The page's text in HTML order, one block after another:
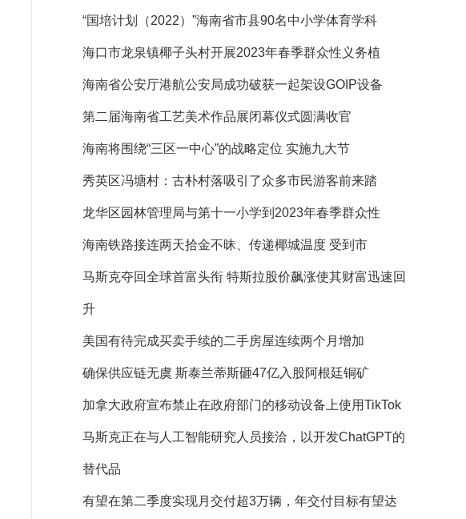
“国培计划（2022）”海南省市县90名中小学体育学科
海口市龙泉镇椰子头村开展2023年春季群众性义务植
海南省公安厅港航公安局成功破获一起架设GOIP设备
第二届海南省工艺美术作品展闭幕仪式圆满收官
海南将围绕“三区一中心”的战略定位 实施九大节
秀英区冯塘村：古朴村落吸引了众多市民游客前来踏
龙华区园林管理局与第十一小学到2023年春季群众性
海南铁路接连两天拾金不昧、传递椰城温度 受到市
马斯克夺回全球首富头衔 特斯拉股价飙涨使其财富迅速回
升
美国有待完成买卖手续的二手房屋连续两个月增加
确保供应链无虞 斯泰兰蒂斯砸47亿入股阿根廷铜矿
加拿大政府宣布禁止在政府部门的移动设备上使用TikTok
马斯克正在与人工智能研究人员接洽，以开发ChatGPT的
替代品
有望在第二季度实现月交付超3万辆，年交付目标有望达